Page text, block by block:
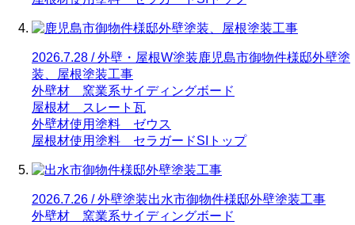
2026.7.28 / 外壁・屋根W塗装鹿児島市御物件様邸外壁塗
装、屋根塗装工事
外壁材 窯業系サイディングボード
屋根材 スレート瓦
外壁材使用塗料 ゼウス
屋根材使用塗料 セラガードSIトップ
2026.7.26 / 外壁塗装出水市御物件様邸外壁塗装工事
外壁材 窯業系サイディングボード